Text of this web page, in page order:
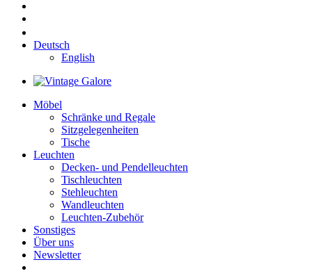
Deutsch
English
Möbel
Schränke und Regale
Sitzgelegenheiten
Tische
Leuchten
Decken- und Pendelleuchten
Tischleuchten
Stehleuchten
Wandleuchten
Leuchten-Zubehör
Sonstiges
Über uns
Newsletter